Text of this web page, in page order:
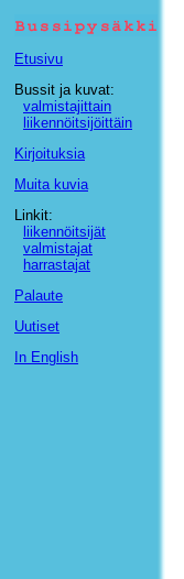
Etusivu
Bussit ja kuvat:
valmistajittain
liikennöitsijöittäin
Kirjoituksia
Muita kuvia
Linkit:
liikennöitsijät
valmistajat
harrastajat
Palaute
Uutiset
In English